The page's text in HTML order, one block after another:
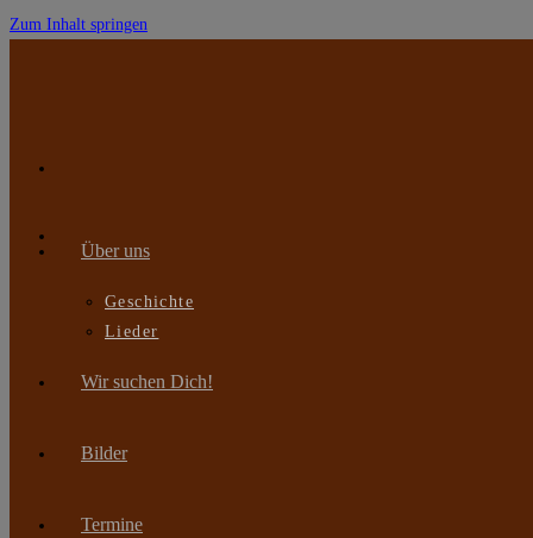
Zum Inhalt springen
Über uns
Geschichte
Lieder
Wir suchen Dich!
Bilder
Termine